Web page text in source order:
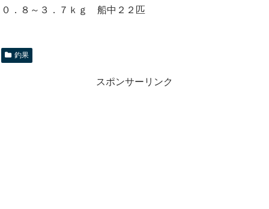
０．８～３．７ｋｇ 船中２２匹
釣果
スポンサーリンク